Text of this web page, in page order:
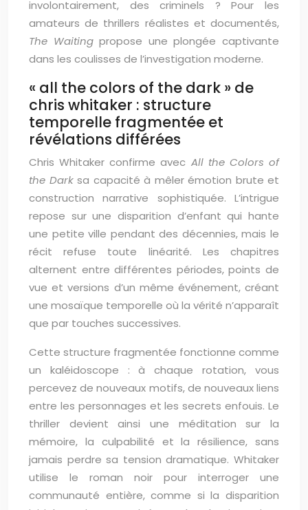
involontairement, des criminels ? Pour les
amateurs de thrillers réalistes et documentés,
The Waitingpropose une plongée captivante
dans les coulisses de l’investigation moderne.
« all the colors of the dark » de
chris whitaker : structure
temporelle fragmentée et
révélations différées
Chris Whitaker confirme avec All the Colors of
the Darksa capacité à mêler émotion brute et
construction narrative sophistiquée. L’intrigue
repose sur une disparition d’enfant qui hante
une petite ville pendant des décennies, mais le
récit refuse toute linéarité. Les chapitres
alternent entre différentes périodes, points de
vue et versions d’un même événement, créant
une mosaïque temporelle où la vérité n’apparaît
que par touches successives.
Cette structure fragmentée fonctionne comme
un kaléidoscope : à chaque rotation, vous
percevez de nouveaux motifs, de nouveaux liens
entre les personnages et les secrets enfouis. Le
thriller devient ainsi une méditation sur la
mémoire, la culpabilité et la résilience, sans
jamais perdre sa tension dramatique. Whitaker
utilise le roman noir pour interroger une
communauté entière, comme si la disparition